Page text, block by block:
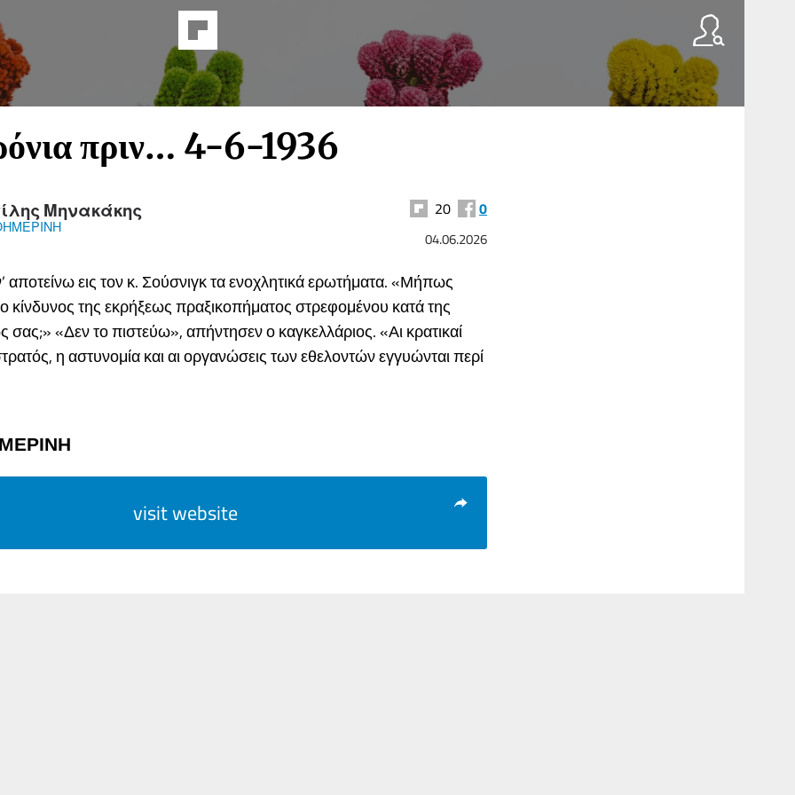
πριν… 4-6-1936
Μηνακάκης 20 0
04.06.2026
αποτείνω εις τον κ. Σούσνιγκ τα ενοχλητικά ερωτήματα. «Μήπως
κίνδυνος της εκρήξεως πραξικοπήματος στρεφομένου κατά της
«Δεν το πιστεύω», απήντησεν ο καγκελλάριος. «Αι κρατικαί
η αστυνομία και αι οργανώσεις των εθελοντών εγγυώνται περί
visit website